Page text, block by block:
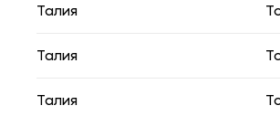
Талия
Талия
Талия